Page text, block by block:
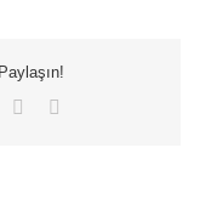
Pinterest